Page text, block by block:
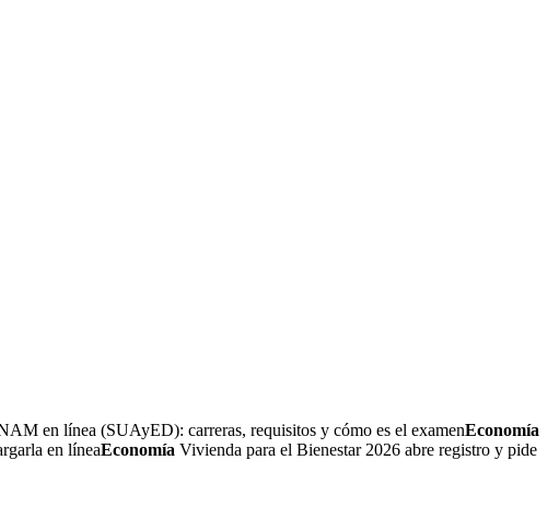
en línea (SUAyED): carreras, requisitos y cómo es el examenEconomía
en líneaEconomía Vivienda para el Bienestar 2026 abre registro y pide